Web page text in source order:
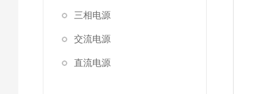
三相电源
交流电源
直流电源